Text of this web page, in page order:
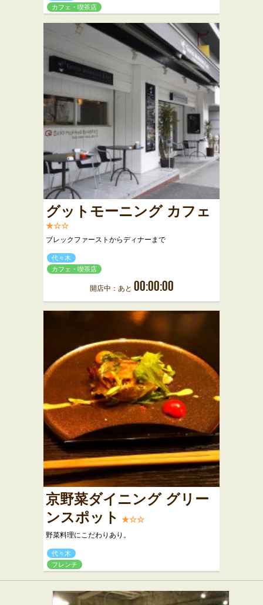
カフェ・喫茶店
グットモーニング カフェ
★☆☆
ブレックファーストからディナーまで
代々木
カフェ・喫茶店
開店中：あと 00:00:00
京野菜ダイニング グリー
ンスポット ★☆☆
野菜料理にこだわりあり。
代々木
フレンチ